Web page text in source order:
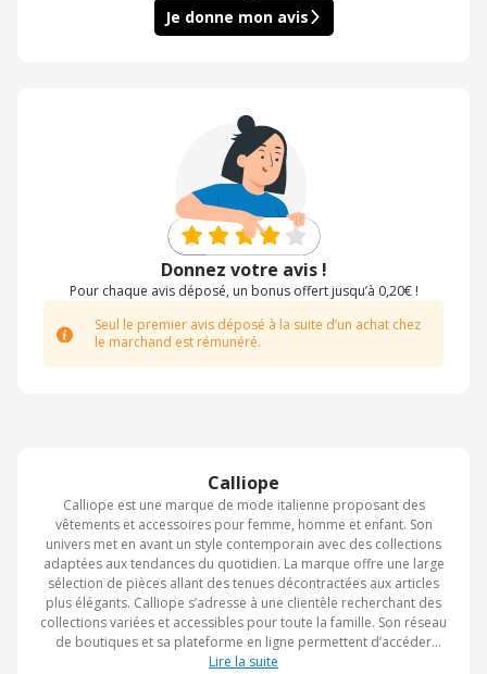
Calliope
Calliope est une marque de mode italienne proposant des
vêtements et accessoires pour femme, homme et enfant. Son
univers met en avant un style contemporain avec des collections
adaptées aux tendances du quotidien. La marque offre une large
sélection de pièces allant des tenues décontractées aux articles
plus élégants. Calliope s’adresse à une clientèle recherchant des
collections variées et accessibles pour toute la famille. Son réseau
de boutiques et sa plateforme en ligne permettent d’accéder
facilement à ses différentes collections.
Lire la suite
Je donne mon avis
Donnez votre avis !
Pour chaque avis déposé, un bonus offert jusqu’à 0,20€ !
Seul le premier avis déposé à la suite d’un achat chez
le marchand est rémunéré.